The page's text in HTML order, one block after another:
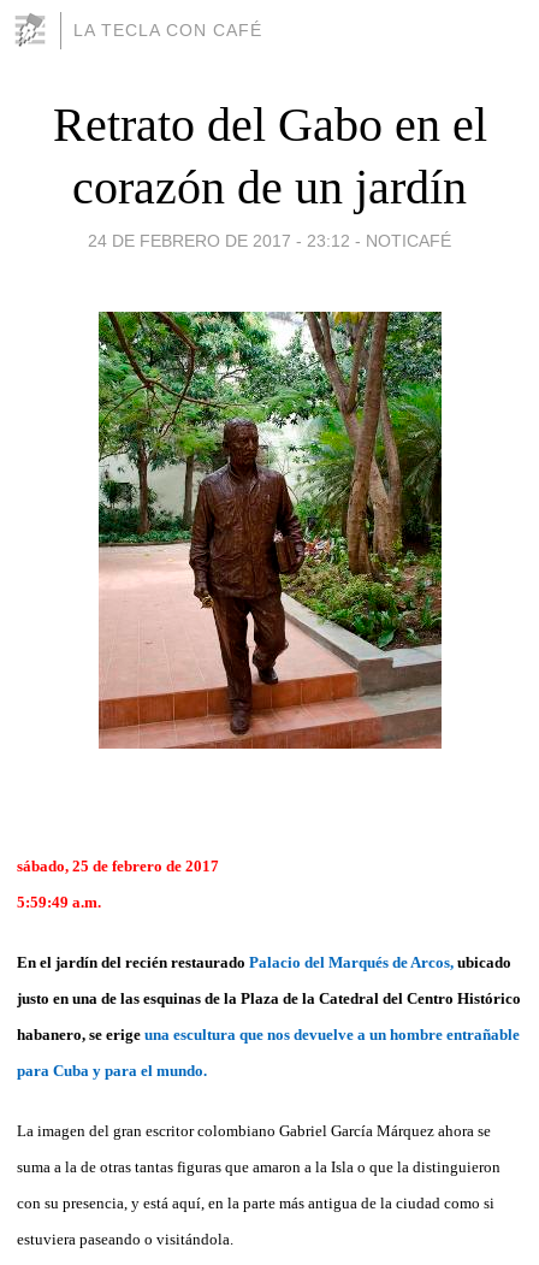
LA TECLA CON CAFÉ
Retrato del Gabo en el
corazón de un jardín
24 DE FEBRERO DE 2017 - 23:12 - NOTICAFÉ
sábado, 25 de febrero de 2017
5:59:49 a.m.
En el jardín del recién restaurado Palacio del Marqués de Arcos, ubicado
justo en una de las esquinas de la Plaza de la Catedral del Centro Histórico
habanero, se erige una escultura que nos devuelve a un hombre entrañable
para Cuba y para el mundo.
La imagen del gran escritor colombiano Gabriel García Márquez ahora se
suma a la de otras tantas figuras que amaron a la Isla o que la distinguieron
con su presencia, y está aquí, en la parte más antigua de la ciudad como si
estuviera paseando o visitándola.